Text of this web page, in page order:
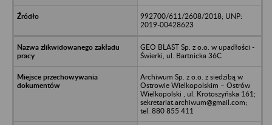
992700/611/2608/2018; UNP:
2019-00428623
GEO BLAST Sp. z o.o. w upadłości -
Świerki, ul. Bartnicka 36C
Archiwum Sp. z o.o. z siedzibą w
Ostrowie Wielkopolskim – Ostrów
Wielkopolski , ul. Krotoszyńska 161;
sekretariat.archiwum@gmail.com;
tel. 880 855 411